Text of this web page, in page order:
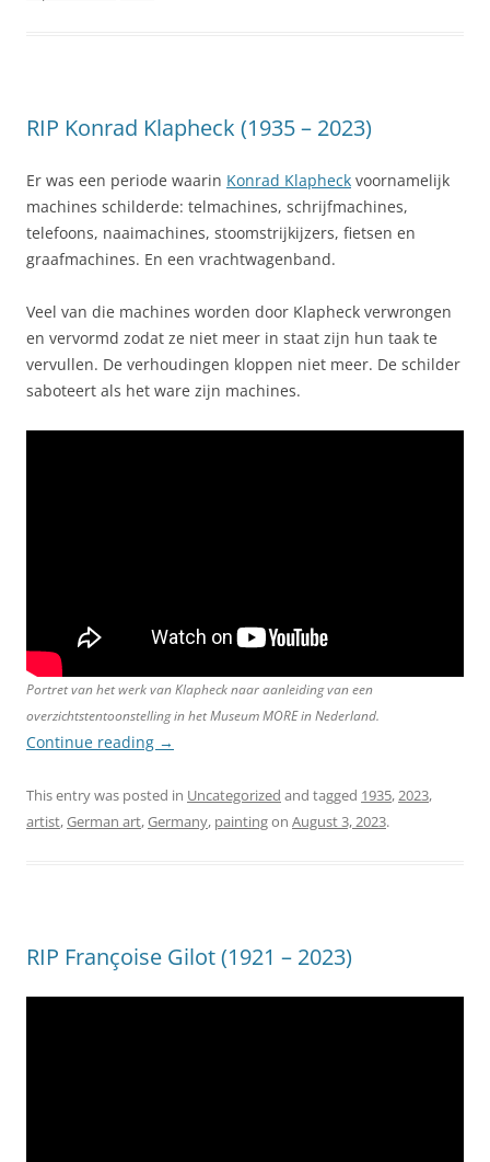
RIP Konrad Klapheck (1935 – 2023)
Er was een periode waarin Konrad Klapheck voornamelijk
machines schilderde: telmachines, schrijfmachines,
telefoons, naaimachines, stoomstrijkijzers, fietsen en
graafmachines. En een vrachtwagenband.
Veel van die machines worden door Klapheck verwrongen
en vervormd zodat ze niet meer in staat zijn hun taak te
vervullen. De verhoudingen kloppen niet meer. De schilder
saboteert als het ware zijn machines.
Portret van het werk van Klapheck naar aanleiding van een
overzichtstentoonstelling in het Museum MORE in Nederland.
Continue reading →
This entry was posted in Uncategorized and tagged 1935,2023,
artist,German art,Germany, paintingon August 3, 2023.
RIP Françoise Gilot (1921 – 2023)